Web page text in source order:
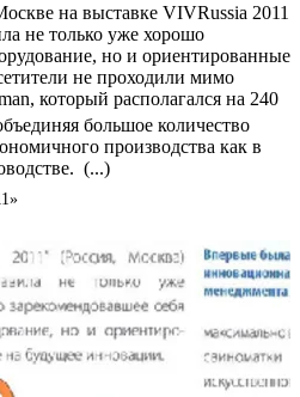
на выставке VIVRussia 2011
не только уже хорошо
но и ориентированные
не проходили мимо
который располагался на 240
большое количество
производства как в
(...)